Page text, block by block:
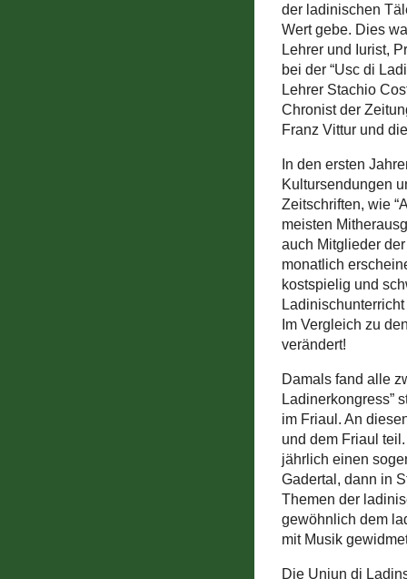
der ladinischen
Wert gebe. Dies
Lehrer und Iurist,
bei der “Usc di
Lehrer Stachio
Chronist der
Franz Vittur und
In den ersten
Kultursendungen
Zeitschriften, wie
meisten
auch Mitglieder
monatlich
kostspielig und
Im Vergleich zu
verändert!
Damals fand alle
Ladinerkongress”
im Friaul. An
und dem Friaul
jährlich einen
Gadertal, dann in
Themen der
gewöhnlich dem
mit Musik
Die Uniun di